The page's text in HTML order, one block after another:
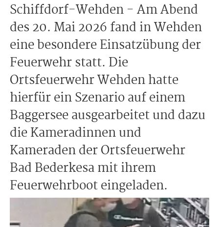
Schiffdorf-Wehden - Am Abend
des 20. Mai 2026 fand in Wehden
eine besondere Einsatzübung der
Feuerwehr statt. Die
Ortsfeuerwehr Wehden hatte
hierfür ein Szenario auf einem
Baggersee ausgearbeitet und dazu
die Kameradinnen und
Kameraden der Ortsfeuerwehr
Bad Bederkesa mit ihrem
Feuerwehrboot eingeladen.